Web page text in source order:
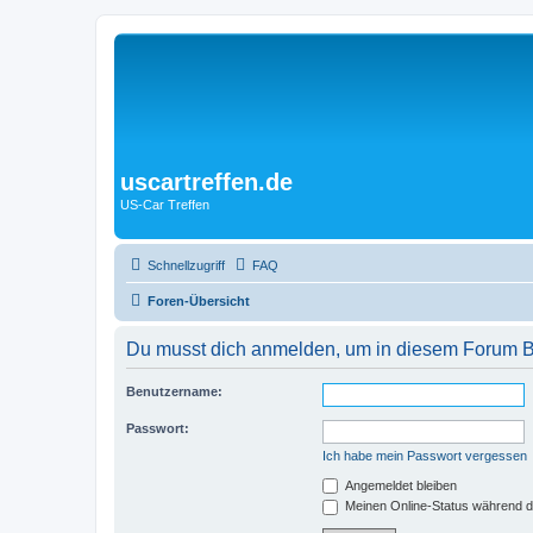
uscartreffen.de
US-Car Treffen
Schnellzugriff FAQ
Foren-Übersicht
Du musst dich anmelden, um in diesem Forum
Benutzername:
Passwort:
Ich habe mein Passwort vergessen
Angemeldet bleiben
Meinen Online-Status während